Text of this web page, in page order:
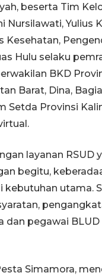
beserta Tim
Yulius
Kesehatan,
Hulu selaku
BKD
Barat, Dina,
Setda Provinsi
layanan RSUD
begitu,
utama.
pegawai
Simamora,